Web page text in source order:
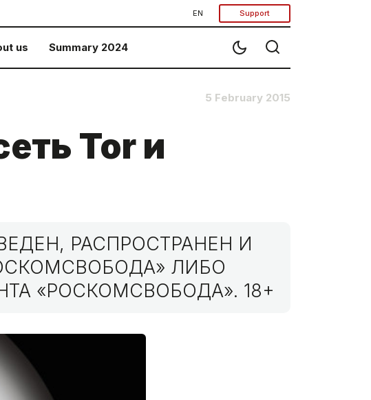
EN Support
us Summary 2024
5 February 2015
Tor и
РАСПРОСТРАНЕН И
ЛИБО
«РОСКОМСВОБОДА». 18+